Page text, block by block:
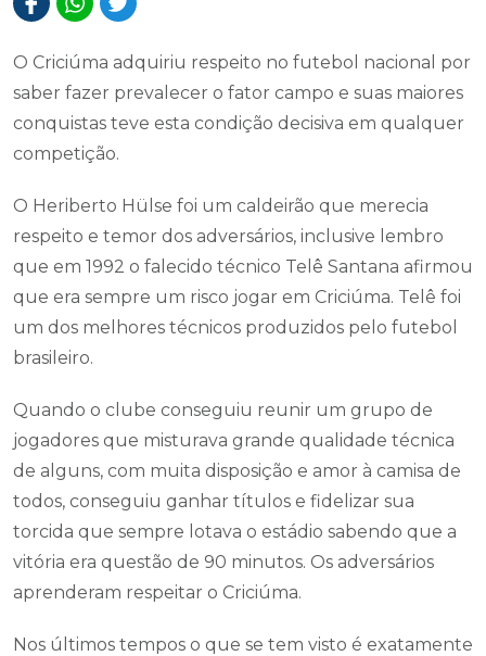
O Criciúma adquiriu respeito no futebol nacional por
saber fazer prevalecer o fator campo e suas maiores
conquistas teve esta condição decisiva em qualquer
competição.
O Heriberto Hülse foi um caldeirão que merecia
respeito e temor dos adversários, inclusive lembro
que em 1992 o falecido técnico Telê Santana afirmou
que era sempre um risco jogar em Criciúma. Telê foi
um dos melhores técnicos produzidos pelo futebol
brasileiro.
Quando o clube conseguiu reunir um grupo de
jogadores que misturava grande qualidade técnica
de alguns, com muita disposição e amor à camisa de
todos, conseguiu ganhar títulos e fidelizar sua
torcida que sempre lotava o estádio sabendo que a
vitória era questão de 90 minutos. Os adversários
aprenderam respeitar o Criciúma.
Nos últimos tempos o que se tem visto é exatamente